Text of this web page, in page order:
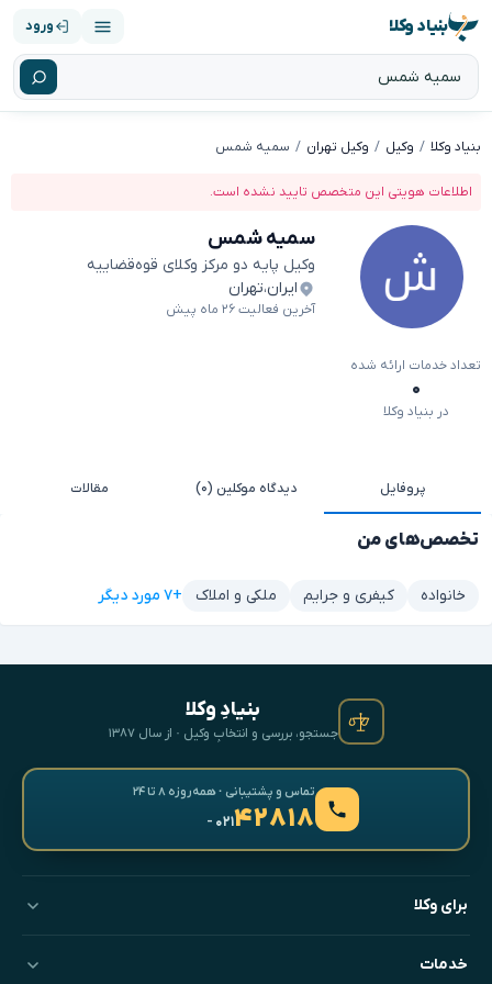
بنیاد وکلا ورود
بنیاد وکلا وکیل وکیل تهران سمیه شمس
اطلاعات هویتی این متخصص تایید نشده است.
سمیه شمس
وکیل پایه دو مرکز وکلای قوه‌قضاییه
ایران،تهران
آخرین فعالیت ۲۶ ماه پیش
تعداد خدمات ارائه شده
۰
در بنیاد وکلا
پروفایل دیدگاه موکلین (۰) مقالات
تخصص‌های من
خانواده کیفری و جرایم ملکی و املاک +۷ مورد دیگر
بنیادِ وکلا
جستجو، بررسی و انتخابِ وکیل · از سال ۱۳۸۷
تماس و پشتیبانی · همه‌روزه ۸ تا ۲۴
۴۲۸۱۸- ۰۲۱
برای وکلا
خدمات